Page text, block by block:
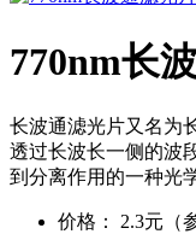
770nm长
长波通滤光片又名为
透过长波长一侧的波
到分离作用的一种光
价格 ：
2.3元（